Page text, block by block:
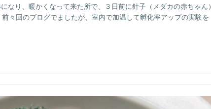
なり、暖かくなって来た所で、３日前に針子（メダカの赤ちゃん）
々回のブログでましたが、室内で加温して孵化率アップの実験を